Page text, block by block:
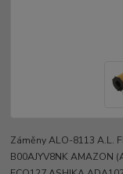
Záměny ALO-8113 A.L.
B00AJYV8NK AMAZON